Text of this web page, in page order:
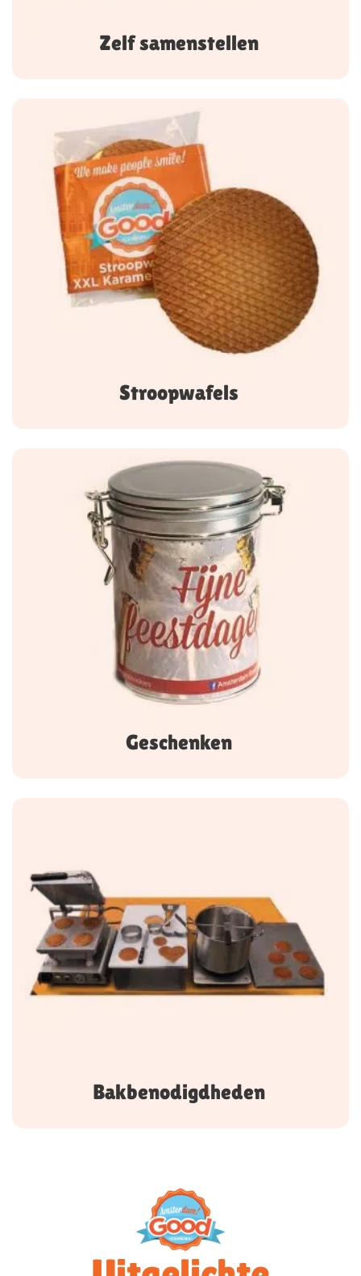
Zelf samenstellen
Stroopwafels
Geschenken
Bakbenodigdheden